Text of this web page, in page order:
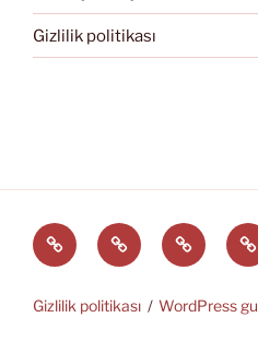
Gizlilik politikası
Türkçe English Svenska
Gizlilik politikası WordPress